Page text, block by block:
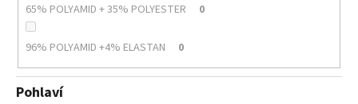
65% POLYAMID + 35% POLYESTER 0
96% POLYAMID +4% ELASTAN 0
Pohlaví